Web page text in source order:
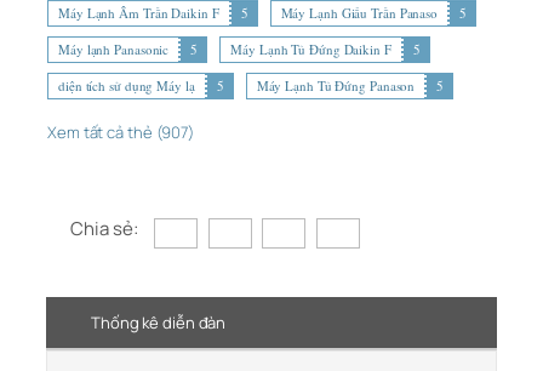
Máy Lạnh Âm Trần Daikin F
5 Máy Lạnh Giấu Trần Panaso
5
Máy lạnh Panasonic
5 Máy Lạnh Tủ Đứng Daikin F
5
diện tích sử dụng Máy lạ
5 Máy Lạnh Tủ Đứng Panason 5
Xem tất cả thẻ (907)
Chia sẻ:
Thống kê diễn đàn